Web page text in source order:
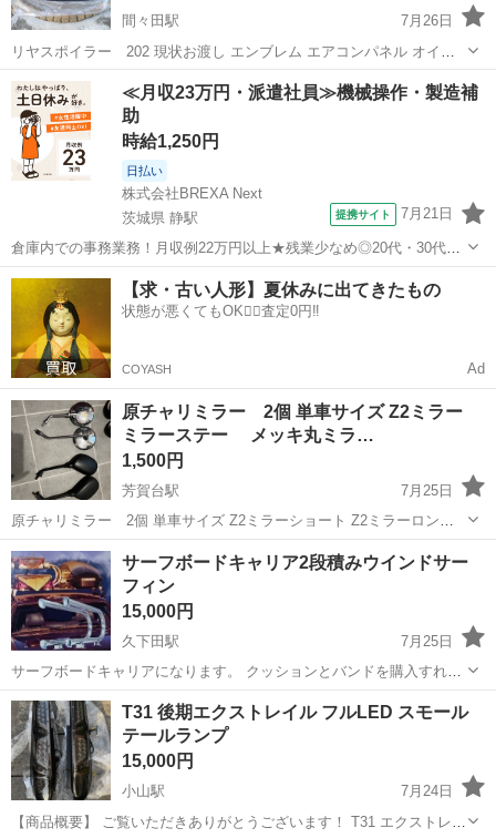
間々田駅
7月26日
リヤスポイラー 202 現状お渡し エンブレム エアコンパネル オイル
フィラーキャップ リヤワイパー外した時のアクセサリー
栃木 小山市 間々田駅 外装、車外用品 リヤワイパー
≪月収23万円・派遣社員≫機械操作・製造補
助
時給1,250円
日払い
株式会社BREXA Next
茨城県 静駅
提携サイト 7月21日
倉庫内での事務業務！月収例22万円以上★残業少なめ◎20代・30代・
40代の男女活躍中！空調完備で快適作業★食堂利用可◎マイカー通勤
OK◎無料駐車場完備！《茨城県常陸大宮市》 人気の工場のお仕事 ◇
電子部品製造倉庫内の事務...
茨城 常陸大宮市 静駅 その他
【求・古い人形】夏休みに出てきたもの
状態が悪くてもOK🙆‍♀️査定0円‼️
COYASH Ad
原チャリミラー 2個 単車サイズ Z2ミラー
ミラーステー メッキ丸ミラ…
1,500円
芳賀台駅
7月25日
原チャリミラー 2個 単車サイズ Z2ミラーショート Z2ミラーロング
ステーのみ メッキ丸ミラー バイク乗ることもないのでよかったらどう
ぞ ☑入札前にプロフ必読 #Z2ミラー #ナポレオンミラー #社外ミラー
栃木 宇都宮市 芳賀台駅 外装、車外用品 ミラー
サーフボードキャリア2段積みウインドサー
フィン
15,000円
久下田駅
7月25日
サーフボードキャリアになります。 クッションとバンドを購入すれば
2枚載せられます。
栃木 真岡市 久下田駅 外装、車外用品 サーフボード
T31 後期エクストレイル フルLED スモール
テールランプ
15,000円
小山駅
7月24日
【商品概要】 ご覧いただきありがとうございます！ T31 エクストレイ